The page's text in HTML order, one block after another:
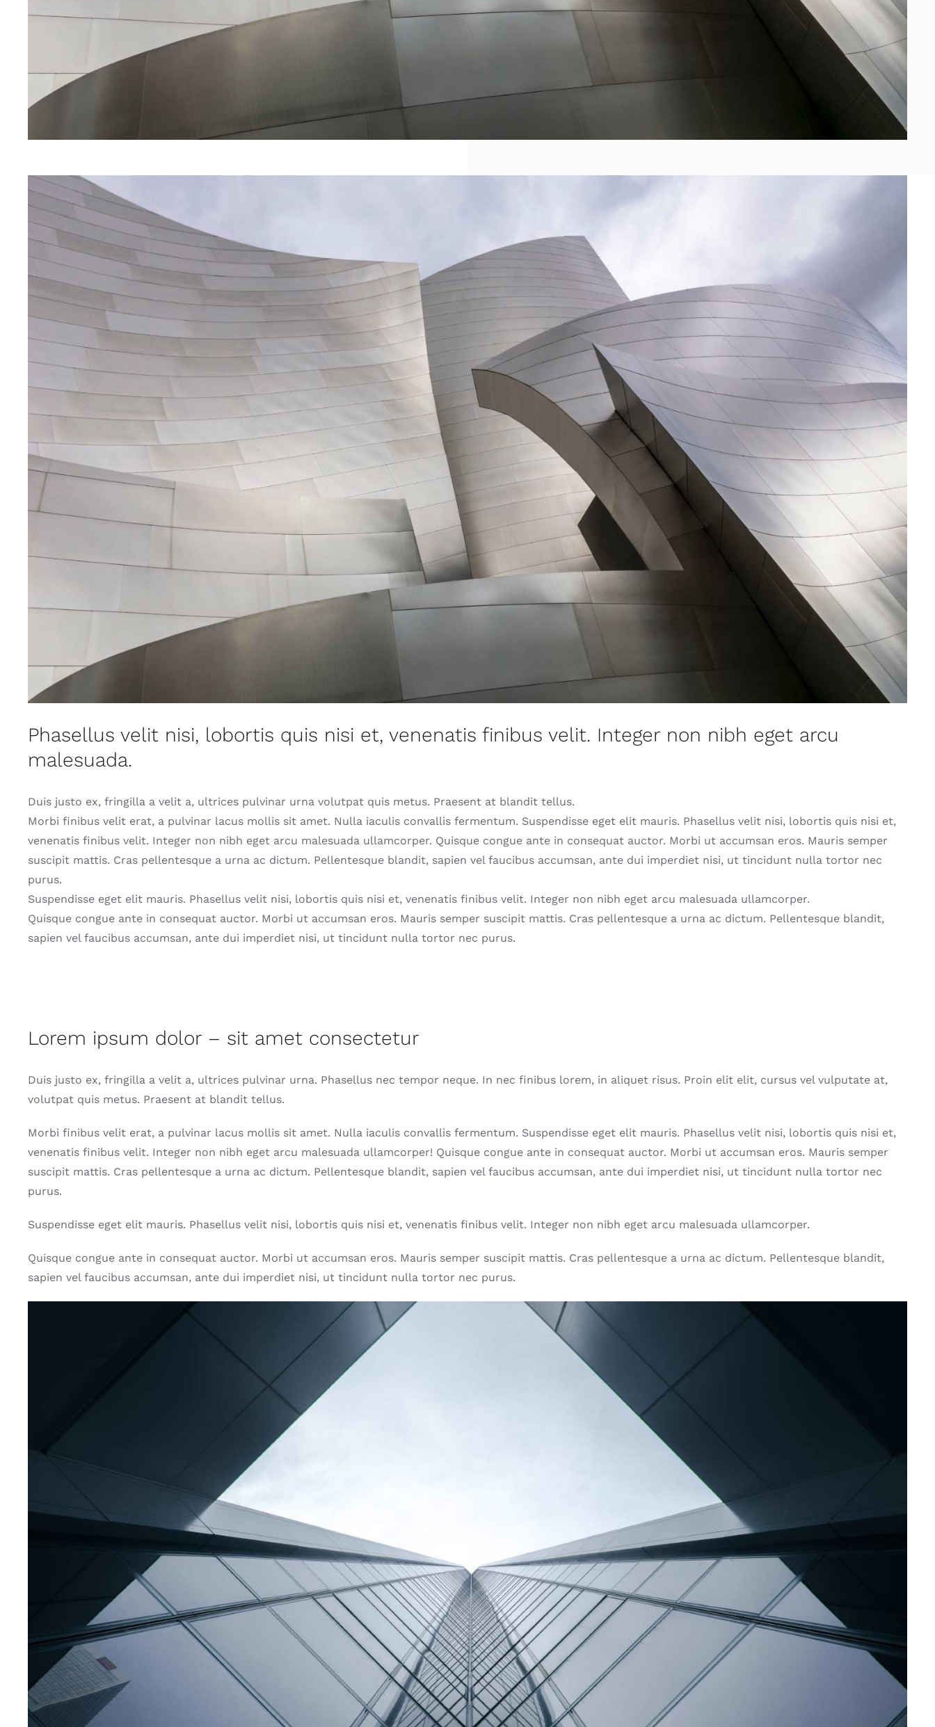
Phasellus velit nisi, lobortis quis nisi et, venenatis finibus velit. Integer non nibh eget arcu
malesuada.
Duis justo ex, fringilla a velit a, ultrices pulvinar urna volutpat quis metus. Praesent at blandit tellus.
Morbi finibus velit erat, a pulvinar lacus mollis sit amet. Nulla iaculis convallis fermentum. Suspendisse eget elit mauris. Phasellus velit nisi, lobortis quis nisi et,
venenatis finibus velit. Integer non nibh eget arcu malesuada ullamcorper. Quisque congue ante in consequat auctor. Morbi ut accumsan eros. Mauris semper
suscipit mattis. Cras pellentesque a urna ac dictum. Pellentesque blandit, sapien vel faucibus accumsan, ante dui imperdiet nisi, ut tincidunt nulla tortor nec
purus.
Suspendisse eget elit mauris. Phasellus velit nisi, lobortis quis nisi et, venenatis finibus velit. Integer non nibh eget arcu malesuada ullamcorper.
Quisque congue ante in consequat auctor. Morbi ut accumsan eros. Mauris semper suscipit mattis. Cras pellentesque a urna ac dictum. Pellentesque blandit,
sapien vel faucibus accumsan, ante dui imperdiet nisi, ut tincidunt nulla tortor nec purus.
Lorem ipsum dolor – sit amet consectetur
Duis justo ex, fringilla a velit a, ultrices pulvinar urna. Phasellus nec tempor neque. In nec finibus lorem, in aliquet risus. Proin elit elit, cursus vel vulputate at,
volutpat quis metus. Praesent at blandit tellus.
Morbi finibus velit erat, a pulvinar lacus mollis sit amet. Nulla iaculis convallis fermentum. Suspendisse eget elit mauris. Phasellus velit nisi, lobortis quis nisi et,
venenatis finibus velit. Integer non nibh eget arcu malesuada ullamcorper! Quisque congue ante in consequat auctor. Morbi ut accumsan eros. Mauris semper
suscipit mattis. Cras pellentesque a urna ac dictum. Pellentesque blandit, sapien vel faucibus accumsan, ante dui imperdiet nisi, ut tincidunt nulla tortor nec
purus.
Suspendisse eget elit mauris. Phasellus velit nisi, lobortis quis nisi et, venenatis finibus velit. Integer non nibh eget arcu malesuada ullamcorper.
Quisque congue ante in consequat auctor. Morbi ut accumsan eros. Mauris semper suscipit mattis. Cras pellentesque a urna ac dictum. Pellentesque blandit,
sapien vel faucibus accumsan, ante dui imperdiet nisi, ut tincidunt nulla tortor nec purus.